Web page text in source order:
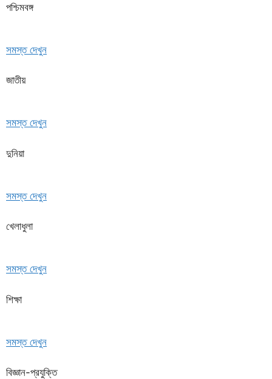
পশ্চিমবঙ্গ
সমস্ত দেখুন
জাতীয়
সমস্ত দেখুন
দুনিয়া
সমস্ত দেখুন
খেলাধুলা
সমস্ত দেখুন
শিক্ষা
সমস্ত দেখুন
বিজ্ঞান-প্রযুক্তি